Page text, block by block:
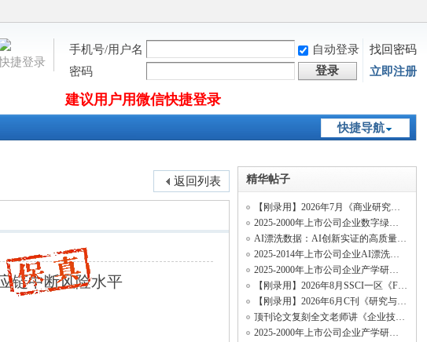
手机号/用户名 自动登录
找回密码
密码
登录 立即注册
建议用户用微信快捷登录
捷登录
快捷导航
返回列表
链中断风险水平
精华帖子
【刚录用】2026年7月《商业研究》投稿经验及录用流程
2025-2000年上市公司企业数字绿色技术创新、数字经济绿色专利、绿色数字专利和绿色数
AI漂洗数据：AI创新实证的高质量纯净新变量
2025-2014年上市公司企业AI漂洗测算数据、招聘AI漂洗数据
2025-2000年上市公司企业产学研合作创新网络数据
【刚录用】2026年8月SSCI一区《Finance Research Letters》投稿经验及录用流程
【刚录用】2026年6月C刊《研究与发展管理》投稿经验及录用流程
顶刊论文复刻全文老师讲《企业技术网络结构与关键核心技术创新速度》（两阶段系统矩估
2025-2000年上市公司企业产学研绿色合作创新网络数据